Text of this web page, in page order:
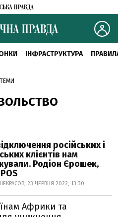
ІНФРАСТРУКТУРА
ТЕМИ
російських і
клієнтів нам
Родіон Єрошек,
23 ЧЕРВНЯ 2022, 13:30
Африки та